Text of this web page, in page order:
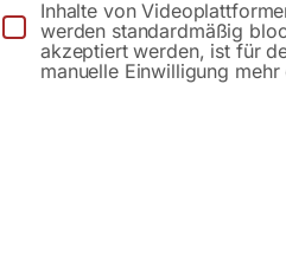
Inhalte von
werden standardmäßig
akzeptiert werden, ist für
manuelle Einwilligung